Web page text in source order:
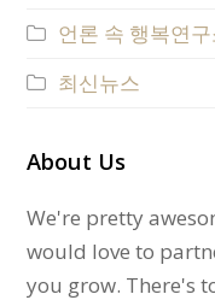
언론 속 행복연
최신뉴스
About Us
We're pretty
would love to
you grow. There's